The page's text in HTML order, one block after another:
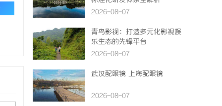
2026-08-07
青鸟影视：打造多元化影视娱
乐生态的先锋平台
2026-08-07
武汉配眼镜 上海配眼镜
2026-08-07